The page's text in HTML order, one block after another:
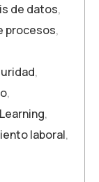
de datos,
procesos,
,
,
,
laboral,